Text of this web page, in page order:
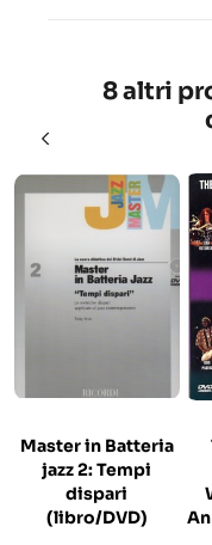
8 altri
Master in Batteria
jazz 2: Tempi
dispari
(libro/DVD)